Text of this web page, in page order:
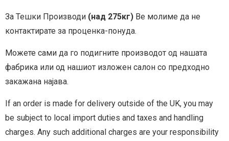
За Тешки Производи (над 275кг) Ве молиме да не
контактирате за проценка-понуда.
Можете сами да го подигните производот од нашата
фабрика или од нашиот изложен салон со предходно
закажана најава.
If an order is made for delivery outside of the UK, you may
be subject to local import duties and taxes and handling
charges. Any such additional charges are your responsibility